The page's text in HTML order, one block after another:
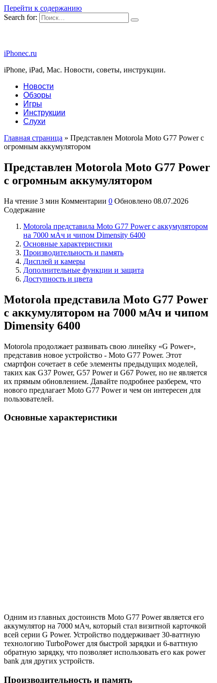
Перейти к содержанию
Search for:
iPhonec.ru
iPhone, iPad, Mac. Новости, советы, инструкции.
Новости
Обзоры
Игры
Инструкции
Слухи
Главная страница » Представлен Motorola Moto G77 Power с
огромным аккумулятором
Представлен Motorola Moto G77 Power
с огромным аккумулятором
На чтение 3 мин Комментарии 0 Обновлено 08.07.2026
Содержание
Motorola представила Moto G77 Power с аккумулятором
на 7000 мАч и чипом Dimensity 6400
Основные характеристики
Производительность и память
Дисплей и камеры
Дополнительные функции и защита
Доступность и цвета
Motorola представила Moto G77 Power
с аккумулятором на 7000 мАч и чипом
Dimensity 6400
Motorola продолжает развивать свою линейку «G Power»,
представив новое устройство - Moto G77 Power. Этот
смартфон сочетает в себе элементы предыдущих моделей,
таких как G37 Power, G57 Power и G67 Power, но не является
их прямым обновлением. Давайте подробнее разберем, что
нового предлагает Moto G77 Power и чем он интересен для
пользователей.
Основные характеристики
Одним из главных достоинств Moto G77 Power является его
аккумулятор на 7000 мАч, который стал визитной карточкой
всей серии G Power. Устройство поддерживает 30-ваттную
технологию TurboPower для быстрой зарядки и 6-ваттную
обратную зарядку, что позволяет использовать его как power
bank для других устройств.
Производительность и память